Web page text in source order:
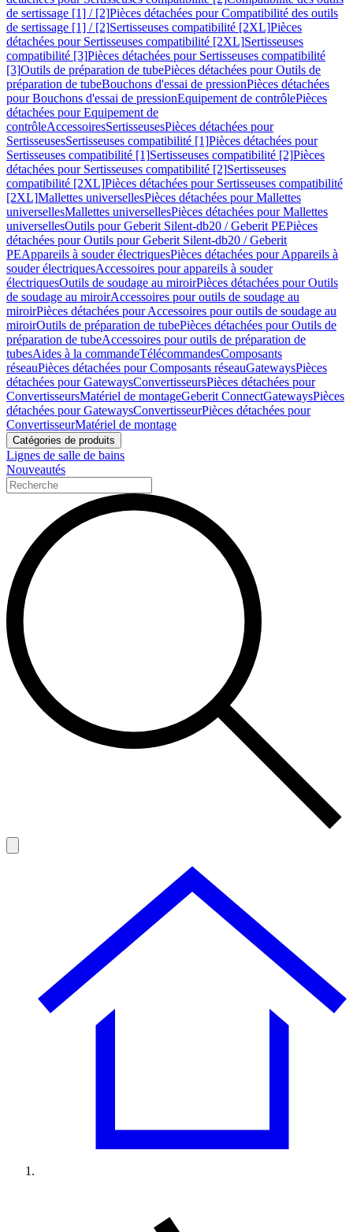
de sertissage [1] / [2]Pièces détachées pour Compatibilité des outils
de sertissage [1] / [2]Sertisseuses compatibilité [2XL]Pièces
détachées pour Sertisseuses compatibilité [2XL]Sertisseuses
compatibilité [3]Pièces détachées pour Sertisseuses compatibilité
[3]Outils de préparation de tubePièces détachées pour Outils de
préparation de tubeBouchons d'essai de pressionPièces détachées
pour Bouchons d'essai de pressionEquipement de contrôlePièces
détachées pour Equipement de
contrôleAccessoiresSertisseusesPièces détachées pour
SertisseusesSertisseuses compatibilité [1]Pièces détachées pour
Sertisseuses compatibilité [1]Sertisseuses compatibilité [2]Pièces
détachées pour Sertisseuses compatibilité [2]Sertisseuses
compatibilité [2XL]Pièces détachées pour Sertisseuses compatibilité
[2XL]Mallettes universellesPièces détachées pour Mallettes
universellesMallettes universellesPièces détachées pour Mallettes
universellesOutils pour Geberit Silent-db20 / Geberit PEPièces
détachées pour Outils pour Geberit Silent-db20 / Geberit
PEAppareils à souder électriquesPièces détachées pour Appareils à
souder électriquesAccessoires pour appareils à souder
électriquesOutils de soudage au miroirPièces détachées pour Outils
de soudage au miroirAccessoires pour outils de soudage au
miroirPièces détachées pour Accessoires pour outils de soudage au
miroirOutils de préparation de tubePièces détachées pour Outils de
préparation de tubeAccessoires pour outils de préparation de
tubesAides à la commandeTélécommandesComposants
réseauPièces détachées pour Composants réseauGatewaysPièces
détachées pour GatewaysConvertisseursPièces détachées pour
ConvertisseursMatériel de montageGeberit ConnectGatewaysPièces
détachées pour GatewaysConvertisseurPièces détachées pour
ConvertisseurMatériel de montage
Catégories de produits
Lignes de salle de bains
Nouveautés